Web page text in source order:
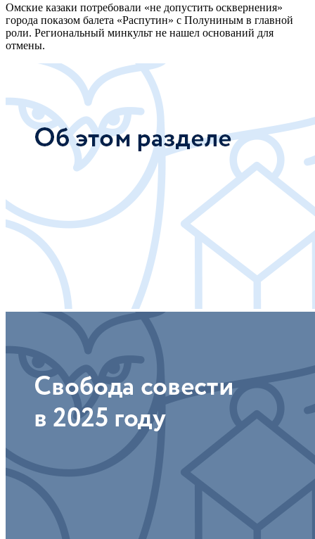
Омские казаки потребовали «не допустить осквернения»
города показом балета «Распутин» с Полуниным в главной
роли. Региональный минкульт не нашел оснований для
отмены.